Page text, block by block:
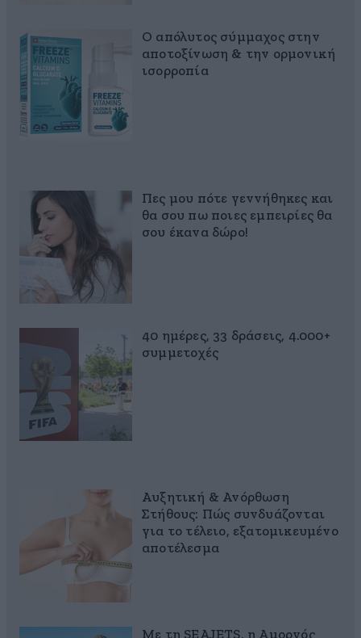
Ο απόλυτος σύμμαχος στην
αποτοξίνωση & την ορμονική
ισορροπία
Πες μου πότε γεννήθηκες και
θα σου πω ποιες εμπειρίες θα
σου έκανα δώρο!
40 ημέρες, 33 δράσεις, 4.000+
συμμετοχές
Αυξητική & Ανόρθωση
Στήθους: Πώς συνδυάζονται
για το τέλειο, εξατομικευμένο
αποτέλεσμα